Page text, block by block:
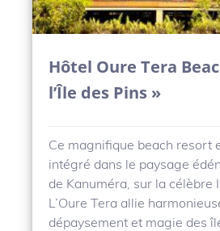
Hôtel Oure Tera
l’Île des Pins »
Ce magnifique beach resort
intégré dans le paysage
de Kanuméra, sur la célèbre
L’Oure Tera allie
dépaysement et magie des